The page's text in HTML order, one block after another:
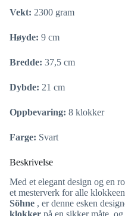
Vekt: 2300 gram
Høyde: 9 cm
Bredde: 37,5 cm
Dybde: 21 cm
Oppbevaring: 8 klokker
Farge: Svart
Beskrivelse
Med et elegant design og en
et mesterverk for alle
Söhne , er denne esken
klokker på en sikker måte,